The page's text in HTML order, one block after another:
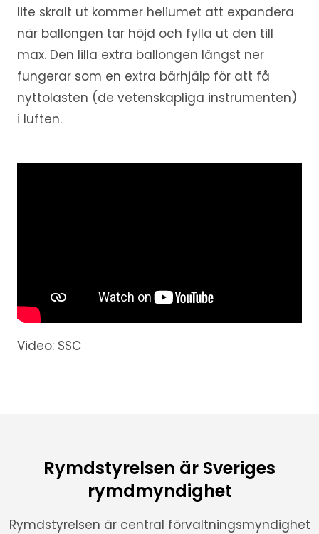
lite skralt ut kommer heliumet att expandera
när ballongen tar höjd och fylla ut den till
max. Den lilla extra ballongen längst ner
fungerar som en extra bärhjälp för att få
nyttolasten (de vetenskapliga instrumenten)
i luften.
Video: SSC
Rymdstyrelsen är Sveriges
rymdmyndighet
Rymdstyrelsen är central förvaltningsmyndighet